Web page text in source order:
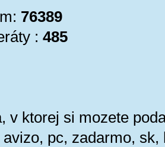
76389
: 485
v ktorej si mozete
avizo, pc, zadarmo,